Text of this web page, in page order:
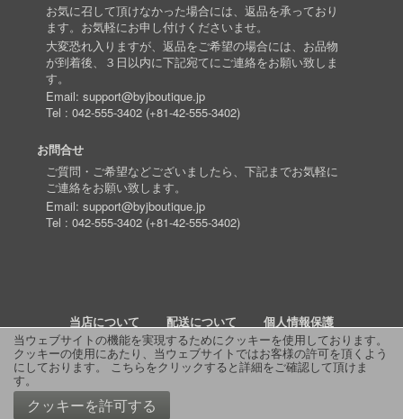
当ウェブサイトの機能を実現するためにクッキーを使用しております。
クッキーの使用にあたり、当ウェブサイトではお客様の許可を頂くよう
にしております。 こちらをクリックすると詳細をご確認して頂けま
す。
クッキーを許可する
お気に召して頂けなかった場合には、返品を承っており
ます。お気軽にお申し付けくださいませ。
大変恐れ入りますが、返品をご希望の場合には、お品物
が到着後、３日以内に下記宛てにご連絡をお願い致しま
す。
Email: support@byjboutique.jp
Tel : 042-555-3402(+81-42-555-3402)
お問合せ
ご質問・ご希望などございましたら、下記までお気軽に
ご連絡をお願い致します。
Email: support@byjboutique.jp
Tel : 042-555-3402(+81-42-555-3402)
当店について 配送について
個人情報保護
詳細検索
よくあるご質問 お問い合わせ RSS
© 2011 J Boutique